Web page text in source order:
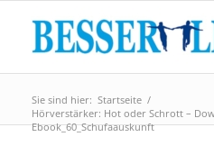
Sie sind hier: Startseite /
Hörverstärker: Hot oder Schrott –
Ebook_60_Schufaauskunft